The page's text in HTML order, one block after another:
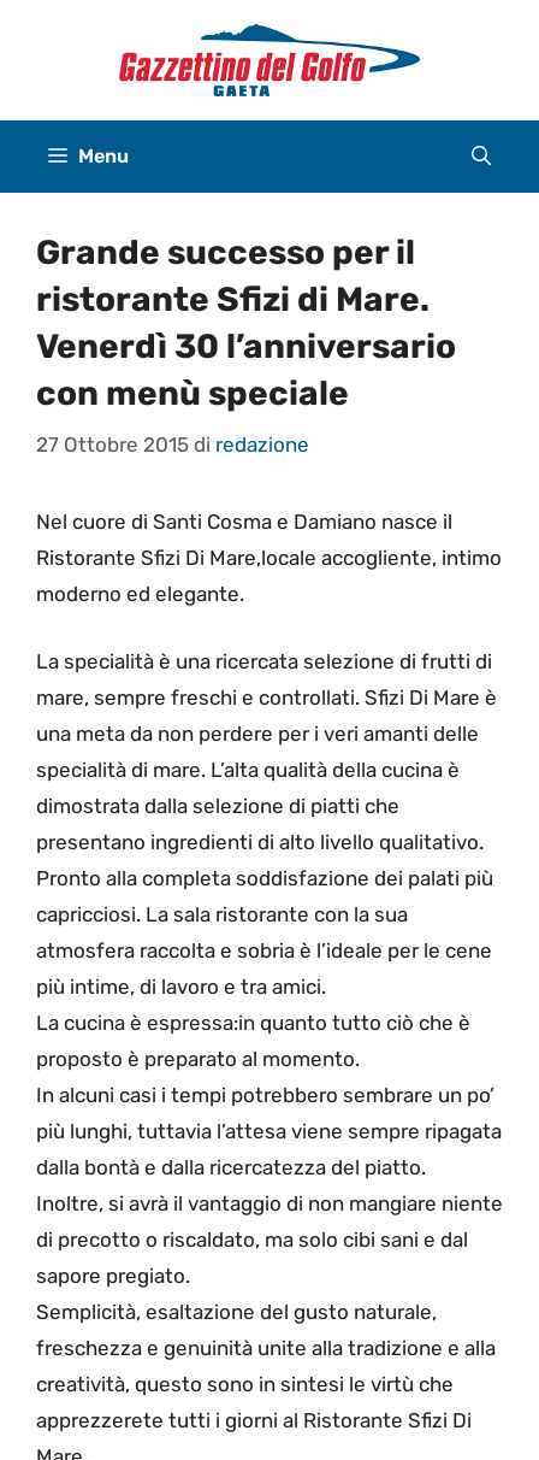
Menu
Grande successo per il
ristorante Sfizi di Mare.
Venerdì 30 l’anniversario
con menù speciale
27 Ottobre 2015 di redazione
Nel cuore di Santi Cosma e Damiano nasce il
Ristorante Sfizi Di Mare,locale accogliente, intimo
moderno ed elegante.
La specialità è una ricercata selezione di frutti di
mare, sempre freschi e controllati. Sfizi Di Mare è
una meta da non perdere per i veri amanti delle
specialità di mare. L’alta qualità della cucina è
dimostrata dalla selezione di piatti che
presentano ingredienti di alto livello qualitativo.
Pronto alla completa soddisfazione dei palati più
capricciosi. La sala ristorante con la sua
atmosfera raccolta e sobria è l’ideale per le cene
più intime, di lavoro e tra amici.
La cucina è espressa:in quanto tutto ciò che è
proposto è preparato al momento.
In alcuni casi i tempi potrebbero sembrare un po’
più lunghi, tuttavia l’attesa viene sempre ripagata
dalla bontà e dalla ricercatezza del piatto.
Inoltre, si avrà il vantaggio di non mangiare niente
di precotto o riscaldato, ma solo cibi sani e dal
sapore pregiato.
Semplicità, esaltazione del gusto naturale,
freschezza e genuinità unite alla tradizione e alla
creatività, questo sono in sintesi le virtù che
apprezzerete tutti i giorni al Ristorante Sfizi Di